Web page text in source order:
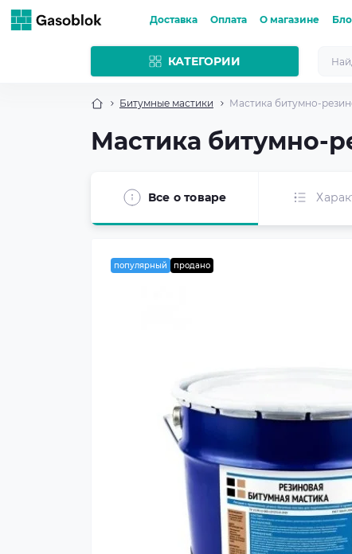
Доставка Оплата О магазине
КАТЕГОРИИ
Битумные мастики Мастика битумно-
Мастика битумно-
Все о товаре
популярный продано